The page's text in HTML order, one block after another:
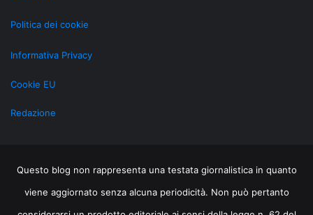
Politica dei cookie
Informativa Privacy
Cookie EU
Redazione
Questo blog non rappresenta una testata giornalistica in quanto
viene aggiornato senza alcuna periodicità. Non può pertanto